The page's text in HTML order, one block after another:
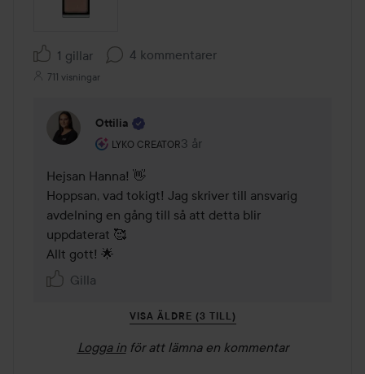
1 gillar 4 kommentarer
711 visningar
Ottilia
LYKO CREATOR
Användarens roll: Lyko Creator.
3 år
Kommentaren lades 3 år
Hejsan Hanna! 👋
Hoppsan, vad tokigt! Jag skriver till ansvarig
avdelning en gång till så att detta blir
uppdaterat 🥰
Allt gott! 🌟
Gilla
VISA ÄLDRE (3 TILL)
Logga in för att lämna en kommentar